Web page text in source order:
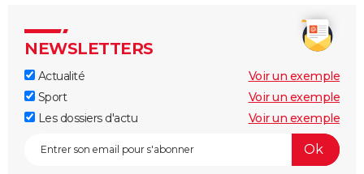
NEWSLETTERS
Actualité
Voir un exemple
Sport
Voir un exemple
Les dossiers d'actu
Voir un exemple